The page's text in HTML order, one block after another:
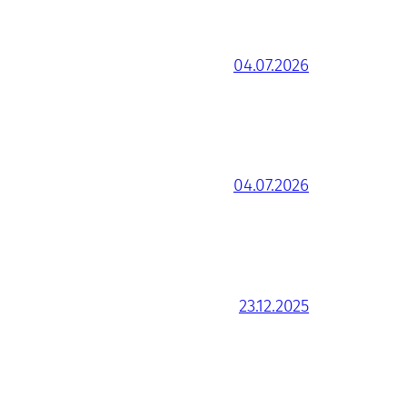
04.07.2026
04.07.2026
23.12.2025